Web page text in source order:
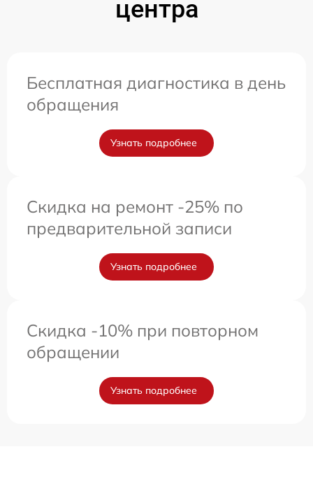
центра
Бесплатная диагностика в день
обращения
Узнать подробнее
Скидка на ремонт -25% по
предварительной записи
Узнать подробнее
Скидка -10% при повторном
обращении
Узнать подробнее